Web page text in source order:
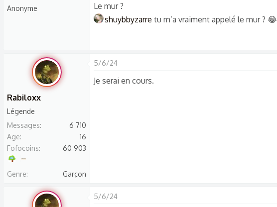
Anonyme
Le mur ?
shuybbyzarre tu m’a vraiment appelé le mur ? 😂
Rabiloxx
Légende
Messages
6 710
Age
16
Fofocoins
60 903
Genre Garçon
5/6/24
Je serai en cours.
5/6/24